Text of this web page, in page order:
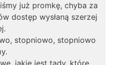
już promkę, chyba za
dostęp wysłaną szerzej
stopniowo, stopniowo